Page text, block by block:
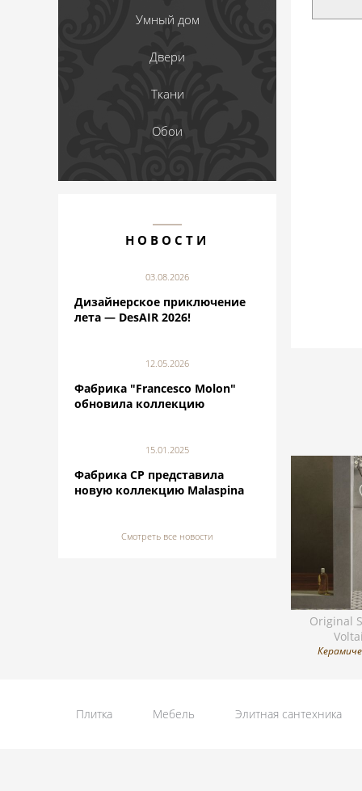
Original
Умный дом
Двери
Ткани
Обои
НОВОСТИ
03.08.2026
Дизайнерское приключение
лета — DesAIR 2026!
12.05.2026
Фабрика "Francesco Molon"
обновила коллекцию
15.01.2025
Фабрика CP представила
новую коллекцию Malaspina
Смотреть все новости
Плитка Мебель Элитная сантехника